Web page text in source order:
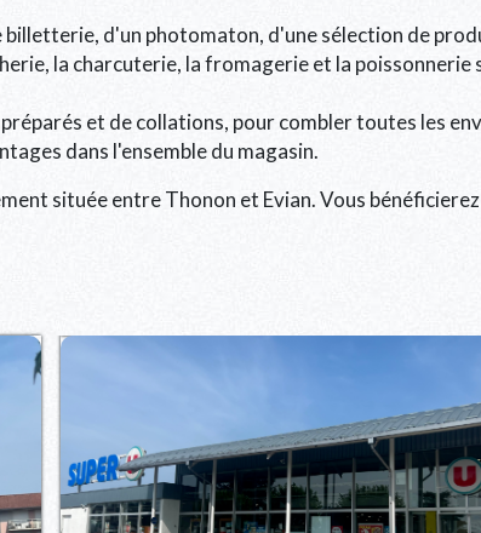
d'un photomaton, d'une sélection de
la charcuterie, la fromagerie et la
et de collations, pour combler toutes les
dans l'ensemble du magasin.
située entre Thonon et Evian. Vous